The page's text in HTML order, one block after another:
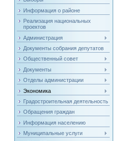
Информация о районе
Реализация национальных
проектов
Администрация
Документы собрания депутатов
Общественный совет
Документы
Отделы администрации
Экономика
Градостроительная деятельность
Обращения граждан
Информация населению
Муниципальные услуги